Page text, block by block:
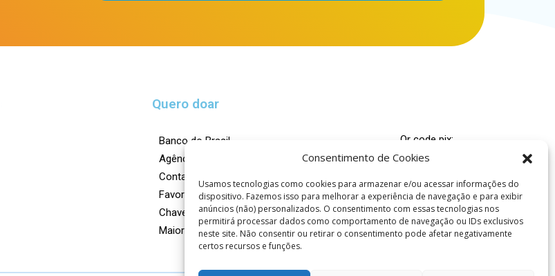
Consentimento de Cookies
Usamos tecnologias como cookies para armazenar e/ou acessar informações do
dispositivo. Fazemos isso para melhorar a experiência de navegação e para exibir
anúncios (não) personalizados. O consentimento com essas tecnologias nos
permitirá processar dados como comportamento de navegação ou IDs exclusivos
neste site. Não consentir ou retirar o consentimento pode afetar negativamente
certos recursos e funções.
Quero doar
Banco do Brasil
Agência: 0023-X
Conta Corrente: 100.000-4
Favorecido: Centro Espírita Caridade e Fé
Chave Pix:doar@caridadefe.org.br
Maiores informações: (86) 99978-5695
Qr code pix: